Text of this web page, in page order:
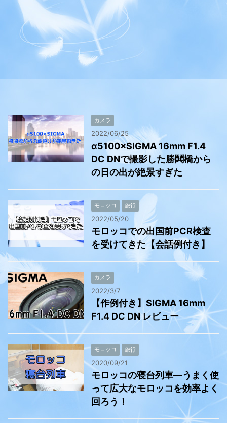
カメラ
2022/06/25
α5100×SIGMA 16mm F1.4
DC DNで撮影した勝鬨橋から
の日の出が絶景すぎた
モロッコ 旅行
2022/05/20
モロッコでの出国前PCR検査
を受けてきた【会話例付き】
カメラ
2022/3/7
【作例付き】SIGMA 16mm
F1.4 DC DN レビュー
モロッコ 旅行
2020/09/21
モロッコの寝台列車―うまく使
って広大なモロッコを効率よく
回ろう！